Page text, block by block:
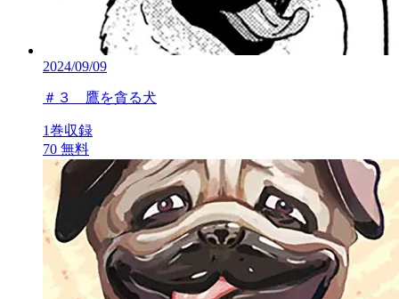
2024/09/09
＃３ 鷹を貪る犬
1巻収録
70 無料